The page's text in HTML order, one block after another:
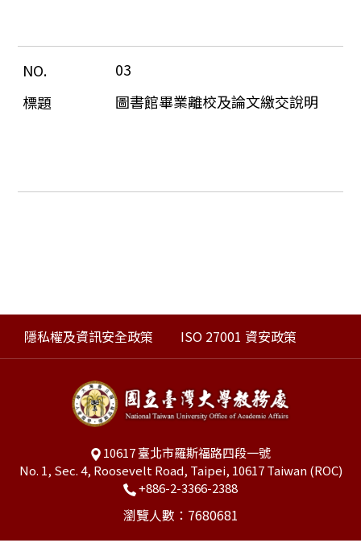
03
圖書館畢業離校及論文繳交說明
隱私權及資訊安全政策 ISO 27001 資安政策
10617 臺北市羅斯福路四段一號
No. 1, Sec. 4, Roosevelt Road, Taipei, 10617 Taiwan (ROC)
+886-2-3366-2388
瀏覽人數：7680681